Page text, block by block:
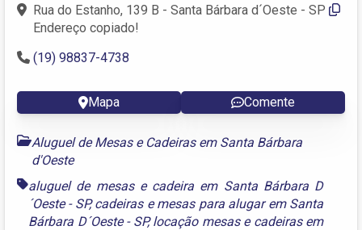
Rua do Estanho, 139 B - Santa Bárbara d´Oeste - SP
Endereço copiado!
(19) 98837-4738
Mapa Comente
Aluguel de Mesas e Cadeiras em Santa Bárbara
d'Oeste
aluguel de mesas e cadeira em Santa Bárbara D
´Oeste - SP,cadeiras e mesas para alugar em Santa
Bárbara D´Oeste - SP,locação mesas e cadeiras em